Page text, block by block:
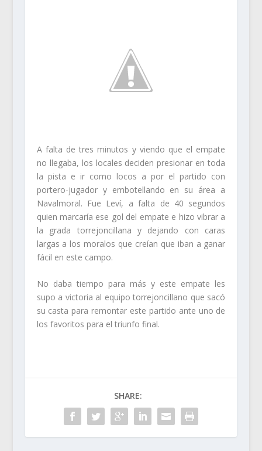
A falta de tres minutos y viendo que el empate
no llegaba, los locales deciden presionar en toda
la pista e ir como locos a por el partido con
portero-jugador y embotellando en su área a
Navalmoral. Fue Leví, a falta de 40 segundos
quien marcaría ese gol del empate e hizo vibrar a
la grada torrejoncillana y dejando con caras
largas a los moralos que creían que iban a ganar
fácil en este campo.
No daba tiempo para más y este empate les
supo a victoria al equipo torrejoncillano que sacó
su casta para remontar este partido ante uno de
los favoritos para el triunfo final.
SHARE: